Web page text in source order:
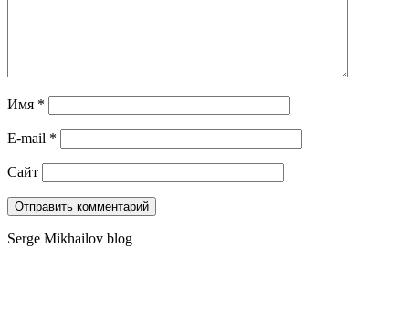
Имя *
E-mail *
Сайт
Serge Mikhailov blog